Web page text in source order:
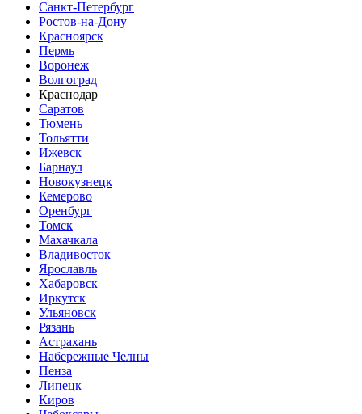
Санкт-Петербург
Ростов-на-Дону
Красноярск
Пермь
Воронеж
Волгоград
Краснодар
Саратов
Тюмень
Тольятти
Ижевск
Барнаул
Новокузнецк
Кемерово
Оренбург
Томск
Махачкала
Владивосток
Ярославль
Хабаровск
Иркутск
Ульяновск
Рязань
Астрахань
Набережные Челны
Пенза
Липецк
Киров